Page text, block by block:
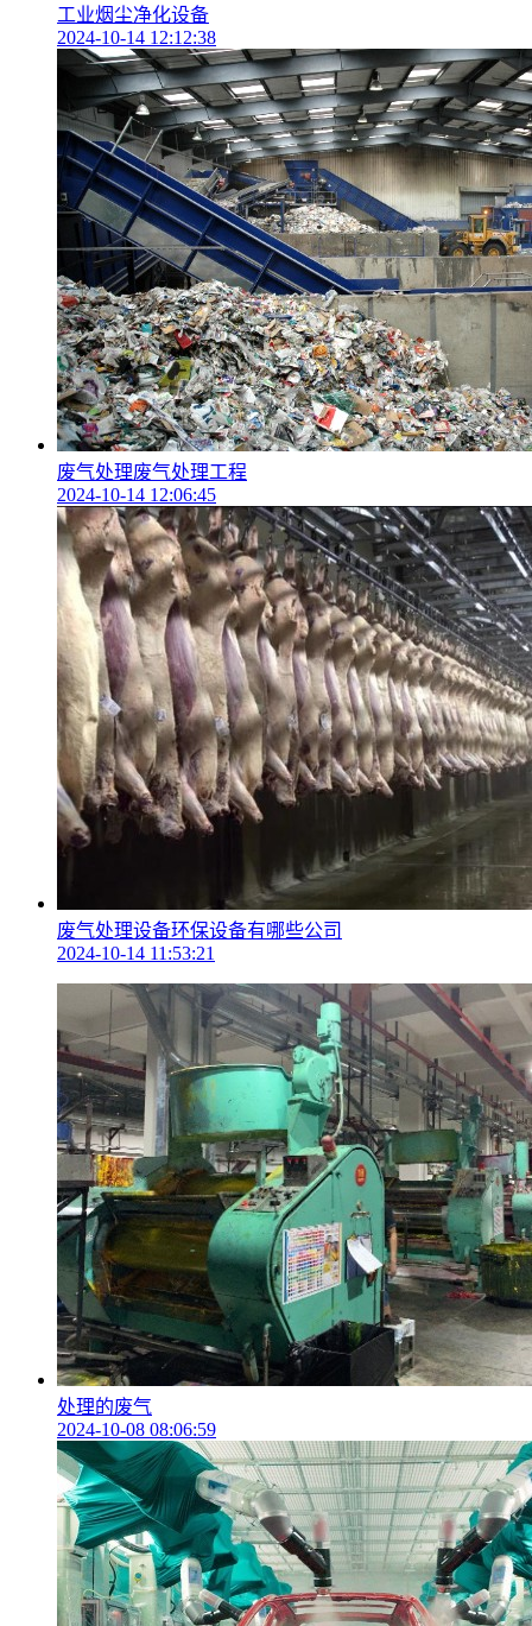
工业烟尘净化设备
2024-10-14 12:12:38
废气处理废气处理工程
2024-10-14 12:06:45
废气处理设备环保设备有哪些公司
2024-10-14 11:53:21
处理的废气
2024-10-08 08:06:59